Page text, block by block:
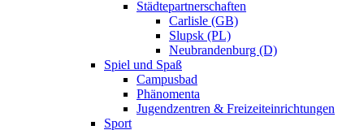
Städtepartnerschaften
Carlisle (GB)
Slupsk (PL)
Neubrandenburg (D)
Spiel und Spaß
Campusbad
Phänomenta
Jugendzentren & Freizeiteinrichtungen
Sport